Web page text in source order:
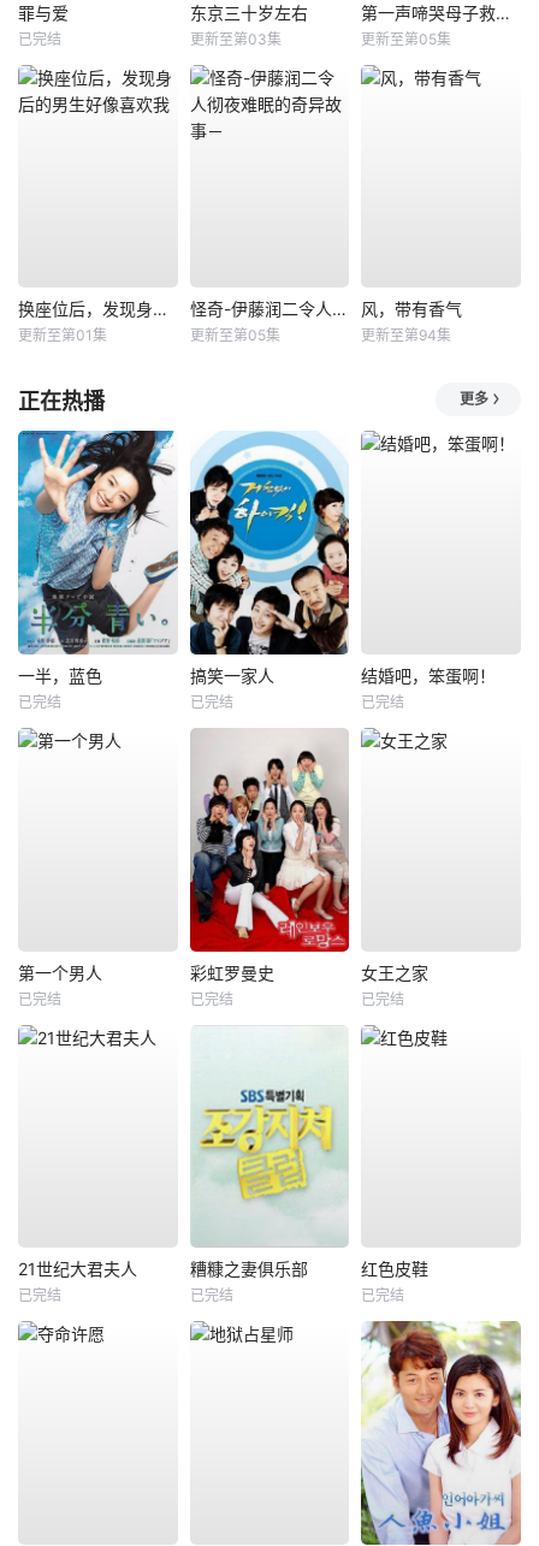
罪与爱
已完结
东京三十岁左右
更新至第03集
第一声啼哭母子救命急救班
更新至第05集
换座位后，发现身后的男生好像喜欢我
更新至第01集
怪奇-伊藤润二令人彻夜难眠的奇异故事－
更新至第05集
风，带有香气
更新至第94集
正在热播 更多
一半，蓝色
已完结
搞笑一家人
已完结
结婚吧，笨蛋啊！
已完结
第一个男人
已完结
彩虹罗曼史
已完结
女王之家
已完结
21世纪大君夫人
已完结
糟糠之妻俱乐部
已完结
红色皮鞋
已完结